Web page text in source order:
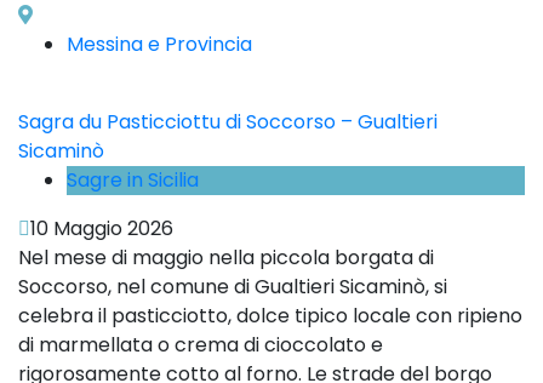
Messina e Provincia
Sagra du Pasticciottu di Soccorso – Gualtieri
Sicaminò
Sagre in Sicilia
10 Maggio 2026
Nel mese di maggio nella piccola borgata di
Soccorso, nel comune di Gualtieri Sicaminò, si
celebra il pasticciotto, dolce tipico locale con ripieno
di marmellata o crema di cioccolato e
rigorosamente cotto al forno. Le strade del borgo